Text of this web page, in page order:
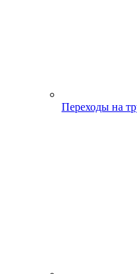
Переходы на